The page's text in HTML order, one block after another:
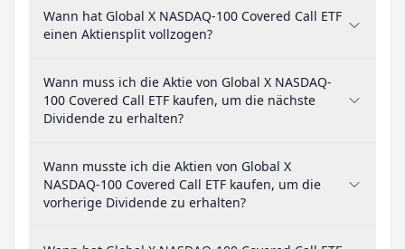
Wann hat Global X NASDAQ-100 Covered Call ETF
einen Aktiensplit vollzogen?
Wann muss ich die Aktie von Global X NASDAQ-
100 Covered Call ETF kaufen, um die nächste
Dividende zu erhalten?
Wann musste ich die Aktien von Global X
NASDAQ-100 Covered Call ETF kaufen, um die
vorherige Dividende zu erhalten?